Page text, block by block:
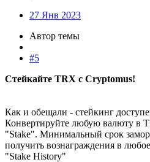
27 Янв 2023
Автор темы
#5
Стейкайте TRX с Cryptomus!
Как и обещали - стейкинг
Конвертируйте любую валюту в
"Stake". Минимальный срок
получить вознаграждения в
"Stake History"